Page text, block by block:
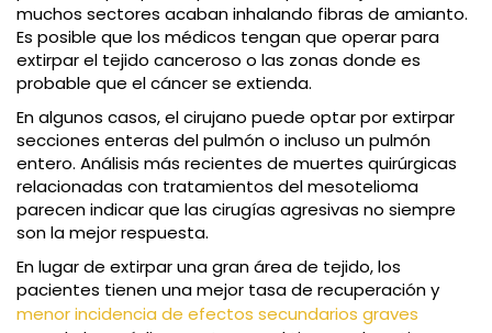
muchos sectores acaban inhalando fibras de amianto.
Es posible que los médicos tengan que operar para
extirpar el tejido canceroso o las zonas donde es
probable que el cáncer se extienda.
En algunos casos, el cirujano puede optar por extirpar
secciones enteras del pulmón o incluso un pulmón
entero. Análisis más recientes de muertes quirúrgicas
relacionadas con tratamientos del mesotelioma
parecen indicar que las cirugías agresivas no siempre
son la mejor respuesta.
En lugar de extirpar una gran área de tejido, los
pacientes tienen una mejor tasa de recuperación y
menor incidencia de efectos secundarios graves